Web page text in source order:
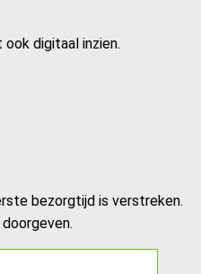
digitaal inzien.
bezorgtijd is verstreken.